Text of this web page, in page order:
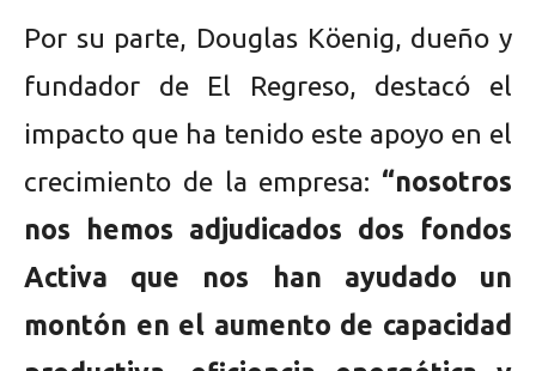
Por su parte, Douglas Köenig, dueño y
fundador de El Regreso, destacó el
impacto que ha tenido este apoyo en el
crecimiento de la empresa: “nosotros
nos hemos adjudicados dos fondos
Activa que nos han ayudado un
montón en el aumento de capacidad